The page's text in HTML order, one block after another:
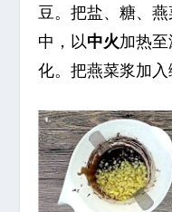
豆。把盐、糖、
中，以中火加热
化。把燕菜浆加入